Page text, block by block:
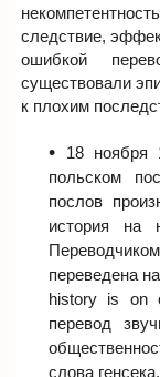
следствие,
ошибкой
существовали
к плохим
18 ноября
польском
послов
история на
переведена
history is on
перевод
слова